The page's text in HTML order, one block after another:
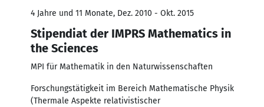
4 Jahre und 11 Monate, Dez. 2010 - Okt. 2015
Stipendiat der IMPRS Mathematics in
the Sciences
MPI für Mathematik in den Naturwissenschaften
Forschungstätigkeit im Bereich Mathematische Physik
(Thermale Aspekte relativistischer